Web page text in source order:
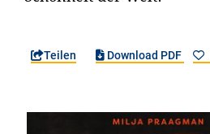
Teilen Download PDF